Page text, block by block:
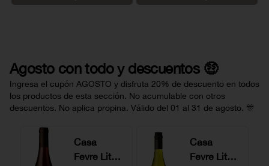
Agosto con todo y descuentos 🤑
Ingresa el cupón AGOSTO y disfruta 20% de descuento en todos
los productos de esta sección. No acumulable con otros
descuentos. No aplica propina. Válido del 01 al 31 de agosto. 🎊
Casa
Fevre Little
Casa
Fevre Little